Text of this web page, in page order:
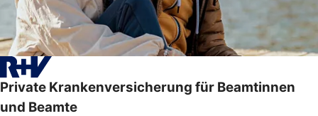
Private Krankenversicherung für Beamtinnen
und Beamte